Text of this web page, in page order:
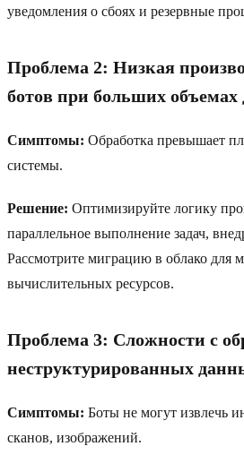
уведомления о сбоях и резервные
Проблема 2: Низкая
ботов при больших
Симптомы: Обработка превышает
системы.
Решение: Оптимизируйте логику
параллельное выполнение задач,
Рассмотрите миграцию в облако для
вычислительных ресурсов.
Проблема 3: Сложности с
неструктурированных
Симптомы: Боты не могут извлечь
сканов, изображений.